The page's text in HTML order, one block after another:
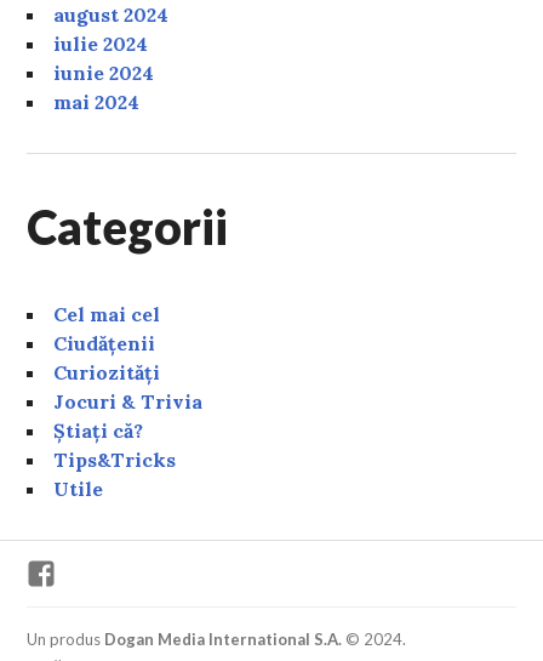
august 2024
iulie 2024
iunie 2024
mai 2024
Categorii
Cel mai cel
Ciudățenii
Curiozități
Jocuri & Trivia
Știați că?
Tips&Tricks
Utile
Un produs Dogan Media International S.A. © 2024.